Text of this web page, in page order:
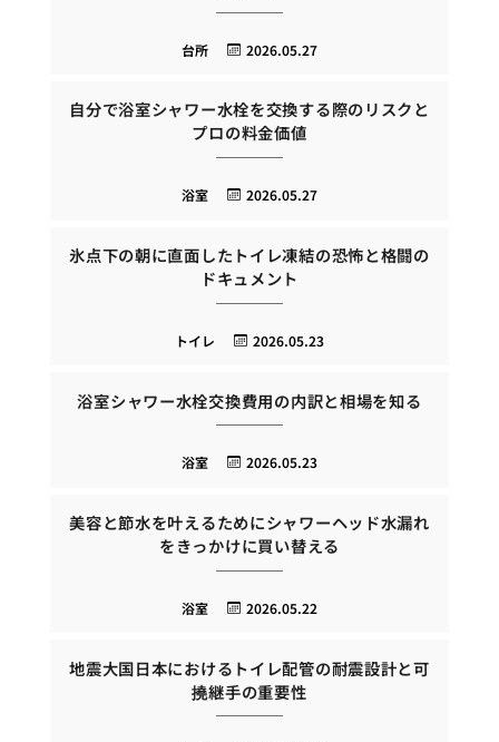
2026.05.27
台所
自分で浴室シャワー水栓を交換する際のリスクと
プロの料金価値
2026.05.27
浴室
氷点下の朝に直面したトイレ凍結の恐怖と格闘の
ドキュメント
2026.05.23
トイレ
浴室シャワー水栓交換費用の内訳と相場を知る
2026.05.23
浴室
美容と節水を叶えるためにシャワーヘッド水漏れ
をきっかけに買い替える
2026.05.22
浴室
地震大国日本におけるトイレ配管の耐震設計と可
撓継手の重要性